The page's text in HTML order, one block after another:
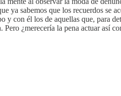
ya sabemos que los recuerdos se
y con él los de aquellas que, para
Pero ¿merecería la pena actuar así